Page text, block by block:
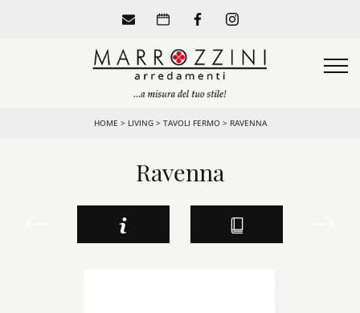
HOME > LIVING> TAVOLI FERMO > RAVENNA
Ravenna